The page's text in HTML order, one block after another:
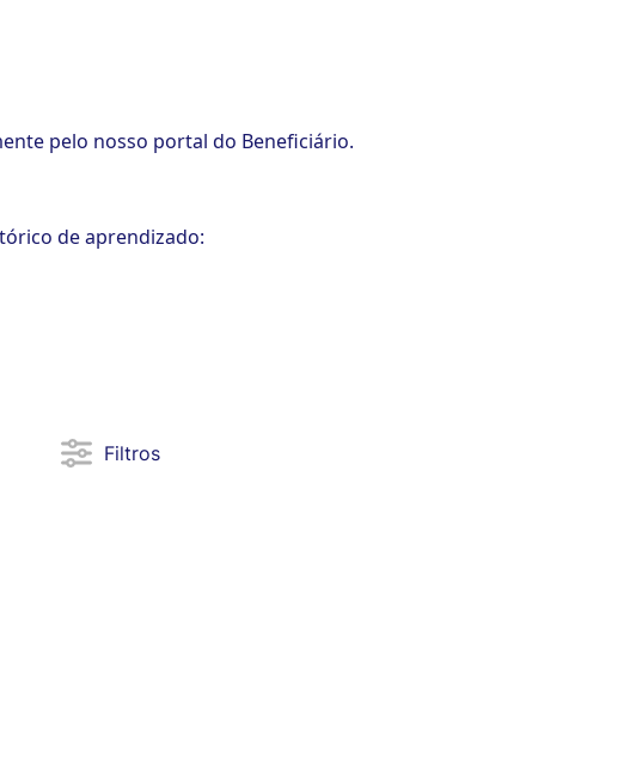
pelo nosso portal do Beneficiário.
de aprendizado:
Filtros